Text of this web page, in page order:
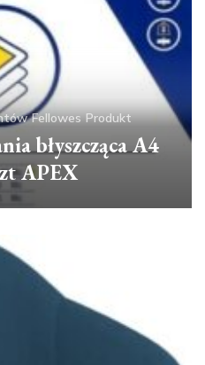
Fellowes Produkt
błyszcząca A4
APEX